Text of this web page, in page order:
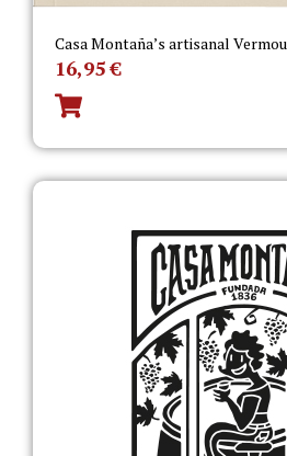
Casa Montaña’s artisanal
16,95€